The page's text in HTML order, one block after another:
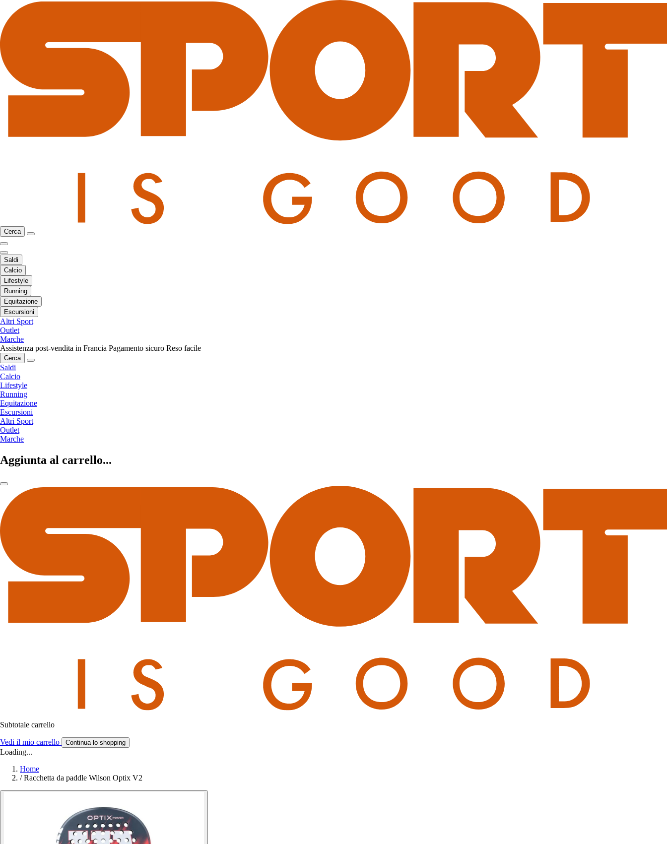
Cerca
Saldi
Calcio
Lifestyle
Running
Equitazione
Escursioni
Altri Sport
Outlet
Marche
Assistenza post-vendita in Francia Pagamento sicuro Reso facile
Cerca
Saldi
Calcio
Lifestyle
Running
Equitazione
Escursioni
Altri Sport
Outlet
Marche
Aggiunta al carrello...
Subtotale carrello
Vedi il mio carrello Continua lo shopping
Loading...
Home
/ Racchetta da paddle Wilson Optix V2